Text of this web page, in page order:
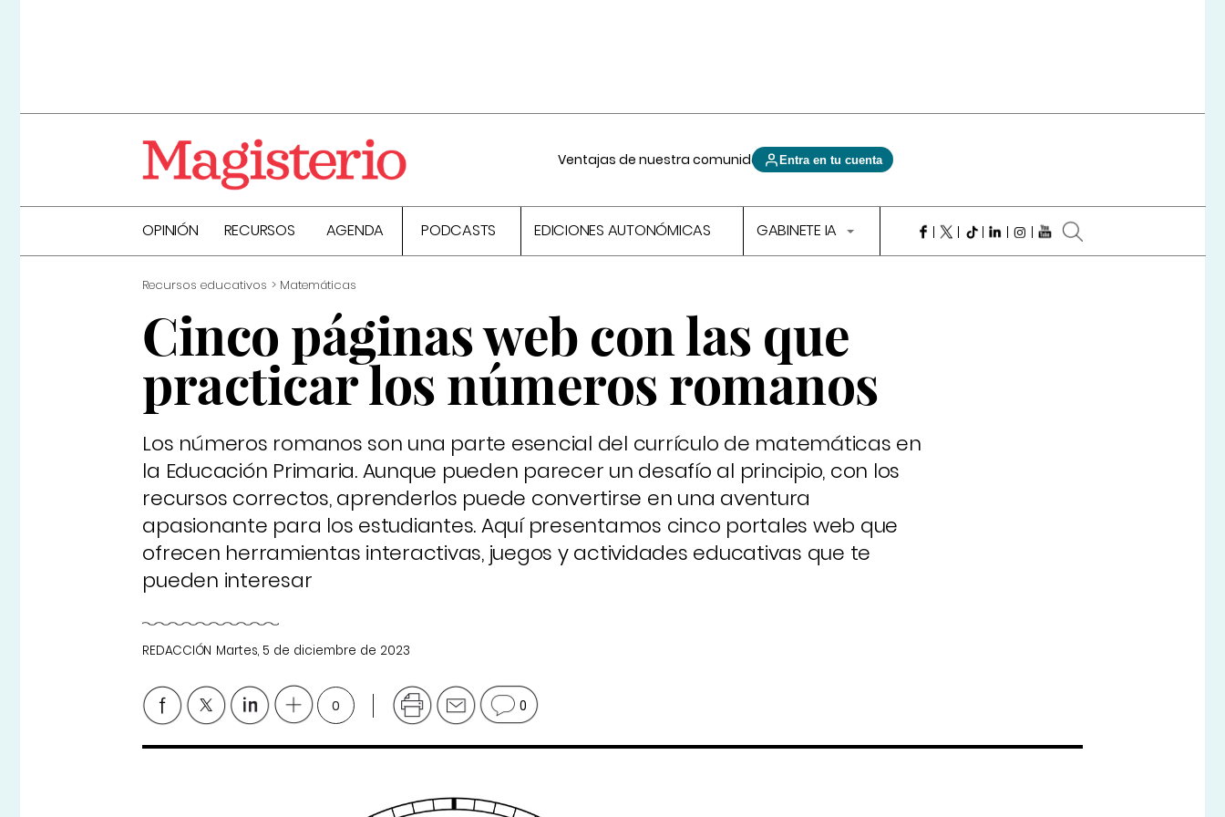
Ventajas de nuestra comunidad Entra en tu cuenta
OPINIÓN RECURSOS AGENDA PODCASTS EDICIONES AUTONÓMICAS GABINETE IA
Recursos educativos Matemáticas
Cinco páginas web con las que
practicar los números romanos
Los números romanos son una parte esencial del currículo de matemáticas en
la Educación Primaria. Aunque pueden parecer un desafío al principio, con los
recursos correctos, aprenderlos puede convertirse en una aventura
apasionante para los estudiantes. Aquí presentamos cinco portales web que
ofrecen herramientas interactivas, juegos y actividades educativas que te
pueden interesar
REDACCIÓN Martes, 5 de diciembre de 2023
0 0